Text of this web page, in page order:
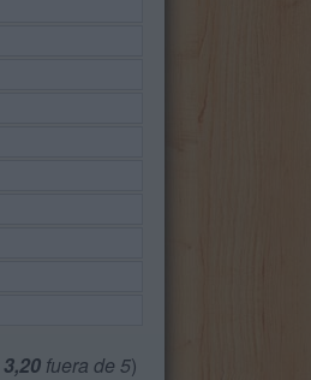
3,20 fuera de 5)